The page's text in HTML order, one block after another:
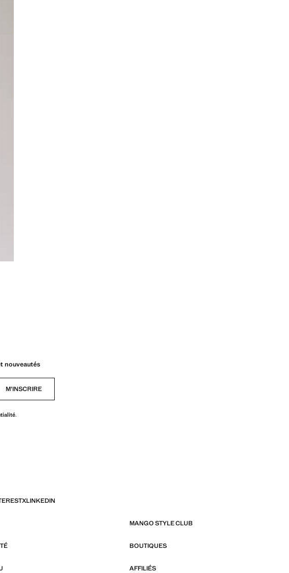
nouveautés
M’INSCRIRE
.
XLINKEDIN
MANGO STYLE CLUB
BOUTIQUES
AFFILIÉS